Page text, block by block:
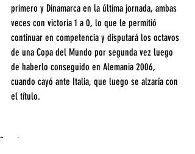
primero y Dinamarca en la última jornada, ambas
veces con victoria 1 a 0, lo que le permitió
continuar en competencia y disputará los octavos
de una Copa del Mundo por segunda vez luego
de haberlo conseguido en Alemania 2006,
cuando cayó ante Italia, que luego se alzaría con
el título.
Deportes